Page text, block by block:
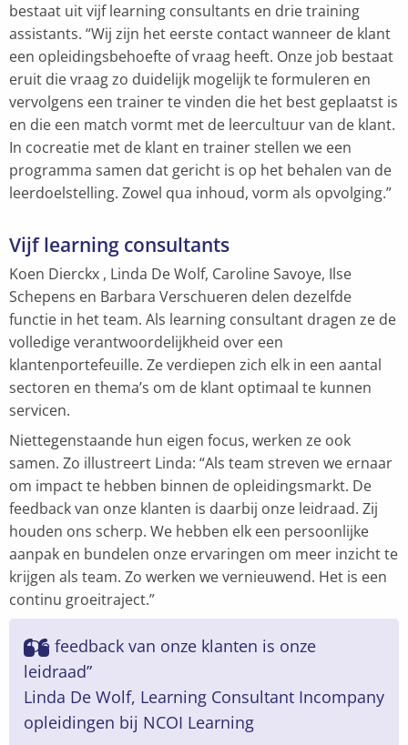
bestaat uit vijf learning consultants en drie training
assistants. “Wij zijn het eerste contact wanneer de klant
een opleidingsbehoefte of vraag heeft. Onze job bestaat
eruit die vraag zo duidelijk mogelijk te formuleren en
vervolgens een trainer te vinden die het best geplaatst is
en die een match vormt met de leercultuur van de klant.
In cocreatie met de klant en trainer stellen we een
programma samen dat gericht is op het behalen van de
leerdoelstelling. Zowel qua inhoud, vorm als opvolging.”
Vijf learning consultants
Koen Dierckx , Linda De Wolf, Caroline Savoye, Ilse
Schepens en Barbara Verschueren delen dezelfde
functie in het team. Als learning consultant dragen ze de
volledige verantwoordelijkheid over een
klantenportefeuille. Ze verdiepen zich elk in een aantal
sectoren en thema’s om de klant optimaal te kunnen
servicen.
Niettegenstaande hun eigen focus, werken ze ook
samen. Zo illustreert Linda: “Als team streven we ernaar
om impact te hebben binnen de opleidingsmarkt. De
feedback van onze klanten is daarbij onze leidraad. Zij
houden ons scherp. We hebben elk een persoonlijke
aanpak en bundelen onze ervaringen om meer inzicht te
krijgen als team. Zo werken we vernieuwend. Het is een
continu groeitraject.”
“De feedback van onze klanten is onze
leidraad”
Linda De Wolf, Learning Consultant Incompany
opleidingen bij NCOI Learning